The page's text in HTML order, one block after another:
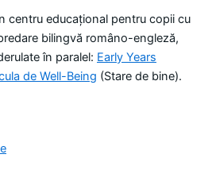
centru educațional pentru copii cu
bilingvă româno-engleză,
în paralel: Early Years
de Well-Being (Stare de bine).